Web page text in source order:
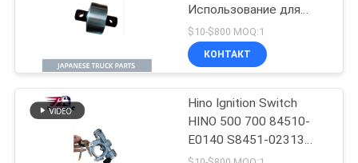
Использование для
японских грузовиков
HINO 700 P11C Hino
Mixer Truck Parts
$10-$800 MOQ:1
КОНТАКТ
Hino Ignition Switch
HINO 500 700 84510-
E0140 S8451-02313
Использование для